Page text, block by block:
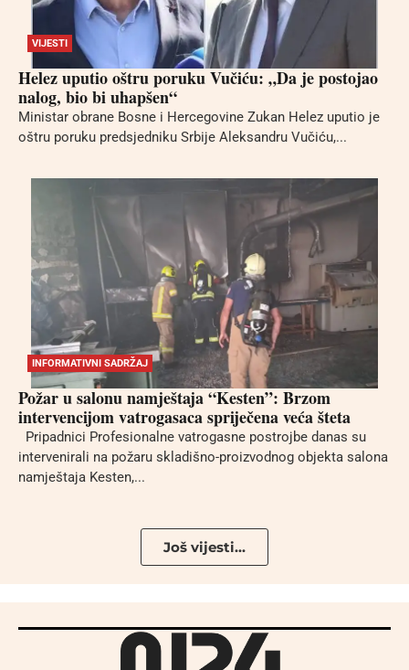
VIJESTI
Helez uputio oštru poruku Vučiću: „Da je postojao
nalog, bio bi uhapšen“
Ministar obrane Bosne i Hercegovine Zukan Helez uputio je
oštru poruku predsjedniku Srbije Aleksandru Vučiću,...
INFORMATIVNI SADRŽAJ
Požar u salonu namještaja “Kesten”: Brzom
intervencijom vatrogasaca spriječena veća šteta
Pripadnici Profesionalne vatrogasne postrojbe danas su
intervenirali na požaru skladišno-proizvodnog objekta salona
namještaja Kesten,...
Još vijesti...